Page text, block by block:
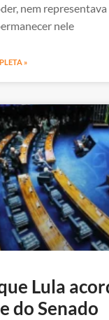
nem
nele
»
Lula
do Senado